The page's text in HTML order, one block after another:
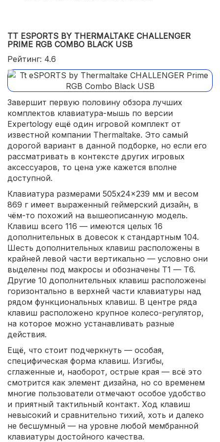
TT ESPORTS BY THERMALTAKE CHALLENGER
PRIME RGB COMBO BLACK USB
Рейтинг: 4.6
Завершит первую половину обзора лучших
комплектов клавиатура-мышь по версии
Expertology ещё один игровой комплект от
известной компании Thermaltake. Это самый
дорогой вариант в данной подборке, но если его
рассматривать в контексте других игровых
аксессуаров, то цена уже кажется вполне
доступной.
Клавиатура размерами 505x24x239 мм и весом
869 г имеет выраженный геймерский дизайн, в
чём-то похожий на вышеописанную модель.
Клавиш всего 116 — имеются целых 16
дополнительных в довесок к стандартным 104.
Шесть дополнительных клавиш расположены в
крайней левой части вертикально — условно они
выделены под макросы и обозначены Т1 — Т6.
Другие 10 дополнительных клавиш расположены
горизонтально в верхней части клавиатуры над
рядом функциональных клавиш. В центре ряда
клавиш расположено крупное колесо-регулятор,
на которое можно устанавливать разные
действия.
Ещё, что стоит подчеркнуть — особая,
специфическая форма клавиш. Изгибы,
сглаженные и, наоборот, острые края — всё это
смотрится как элемент дизайна, но со временем
многие пользователи отмечают особое удобство
и приятный тактильный контакт. Ход клавиш
невысокий и сравнительно тихий, хоть и далеко
не бесшумный — на уровне любой мембранной
клавиатуры достойного качества.